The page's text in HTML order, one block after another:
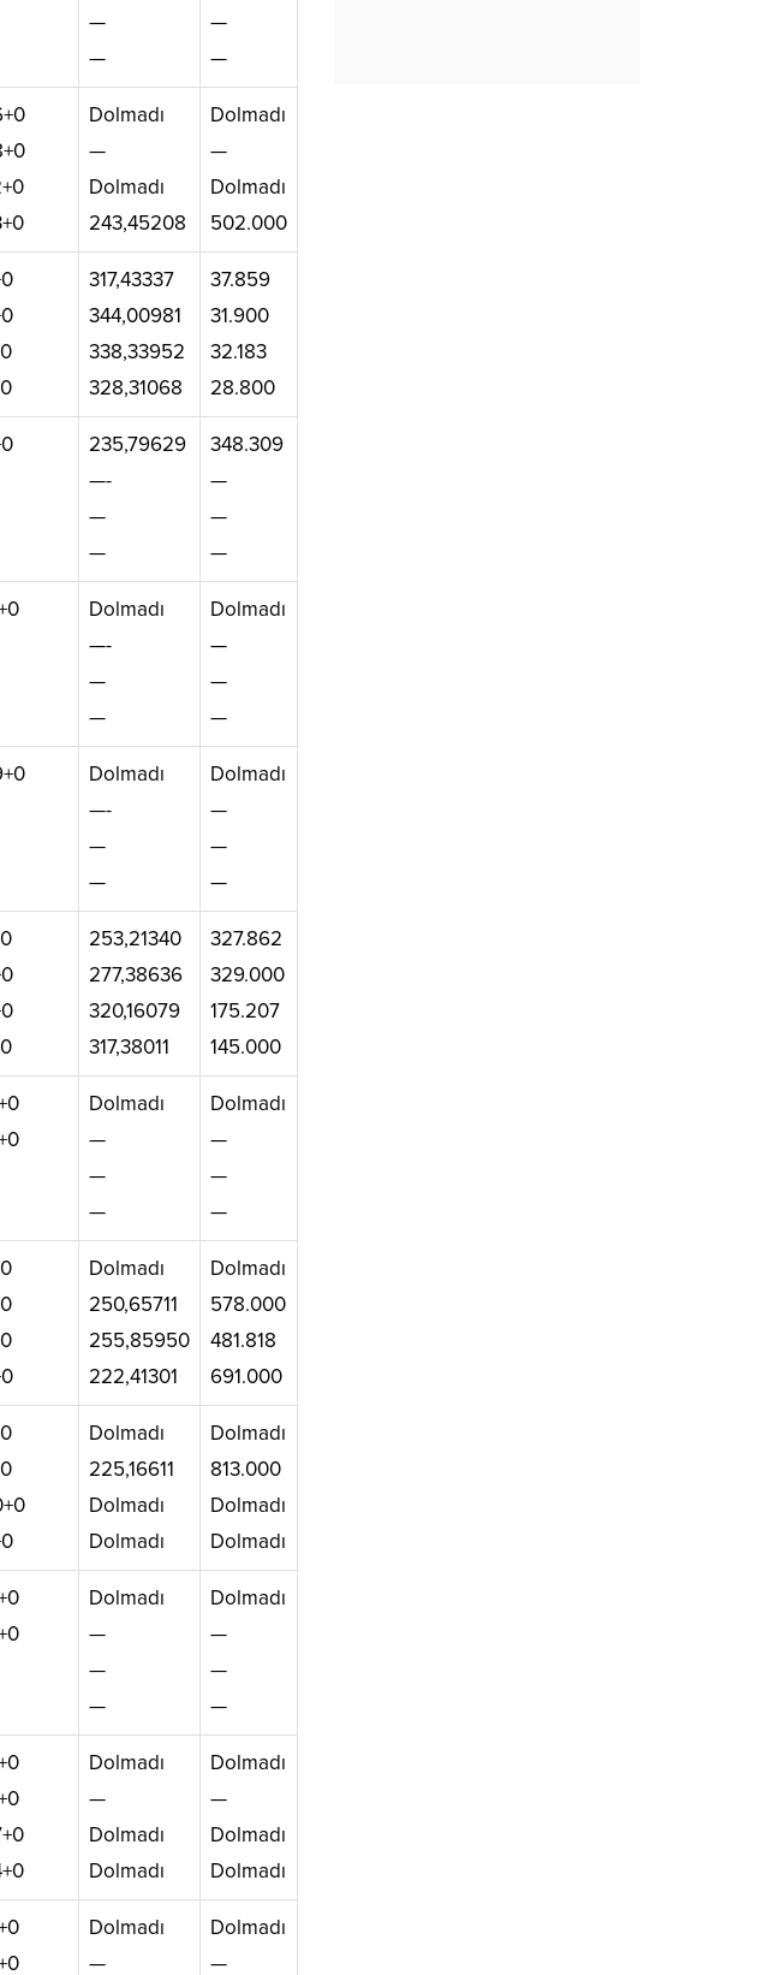
—
—
—
—
Dolmadı
—
Dolmadı
243,45208
Dolmadı
—
Dolmadı
502.000
317,43337
344,00981
338,33952
328,31068
37.859
31.900
32.183
28.800
235,79629
—-
—
—
348.309
—
—
—
Dolmadı
—-
—
—
Dolmadı
—
—
—
Dolmadı
—-
—
—
Dolmadı
—
—
—
253,21340
277,38636
320,16079
317,38011
327.862
329.000
175.207
145.000
Dolmadı
—
—
—
Dolmadı
—
—
—
Dolmadı
250,65711
255,85950
222,41301
Dolmadı
578.000
481.818
691.000
Dolmadı
225,16611
Dolmadı
Dolmadı
Dolmadı
813.000
Dolmadı
Dolmadı
Dolmadı
—
—
—
Dolmadı
—
—
—
Dolmadı
—
Dolmadı
Dolmadı
Dolmadı
—
Dolmadı
Dolmadı
Dolmadı
—
Dolmadı
—